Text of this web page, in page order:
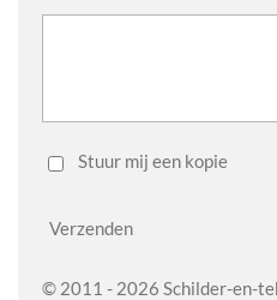
Stuur mij een kopie
Verzenden
© 2011 - 2026 Schilder-en-